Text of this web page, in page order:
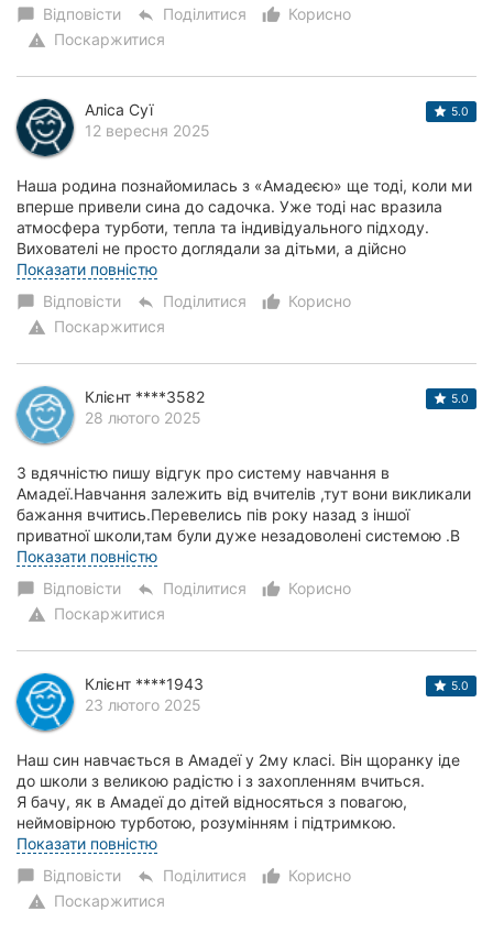
chat_bubble Відповісти reply Поділитися thumb_up_alt
Корисно
warning Поскаржитися
Аліса Суї
12 вересня 2025
5.0
Наша родина познайомилась з «Амадеєю» ще тоді, коли ми
вперше привели сина до садочка. Уже тоді нас вразила
атмосфера турботи, тепла та індивідуального підходу.
Вихователі не просто доглядали за дітьми, а дійсно
розкривали їхні таланти, заохочували д...
Показати повністю
chat_bubble Відповісти reply Поділитися thumb_up_alt
Корисно
warning Поскаржитися
Клієнт ****3582
28 лютого 2025
5.0
З вдячністю пишу відгук про систему навчання в
Амадеї.Навчання залежить від вчителів ,тут вони викликали
бажання вчитись.Перевелись пів року назад з іншої
приватної школи,там були дуже незадоволені системою .В
Амадеї все для дітей роблять, і харчуван...
Показати повністю
chat_bubble Відповісти reply Поділитися thumb_up_alt
Корисно
warning Поскаржитися
Клієнт ****1943
23 лютого 2025
5.0
Наш син навчається в Амадеї у 2му класі. Він щоранку іде
до школи з великою радістю і з захопленням вчиться.
Я бачу, як в Амадеї до дітей відносяться з повагою,
неймовірною турботою, розумінням і підтримкою.
Ми з чоловіком щиро вдячні усім вчителям...
Показати повністю
chat_bubble Відповісти reply Поділитися thumb_up_alt
Корисно
warning Поскаржитися